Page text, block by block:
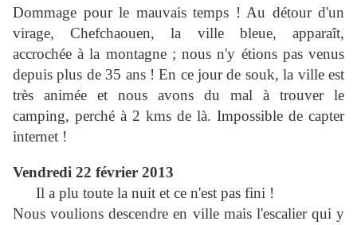
Dommage pour le mauvais temps ! Au détour d'un
virage, Chefchaouen, la ville bleue, apparaît,
accrochée à la montagne ; nous n'y étions pas venus
depuis plus de 35 ans ! En ce jour de souk, la ville est
très animée et nous avons du mal à trouver le
camping, perché à 2 kms de là. Impossible de capter
internet !
Vendredi 22 février 2013
Il a plu toute la nuit et ce n'est pas fini !
Nous voulions descendre en ville mais l'escalier qui y